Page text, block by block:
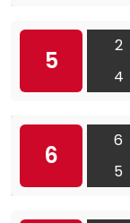
5
2
4
6
6
5